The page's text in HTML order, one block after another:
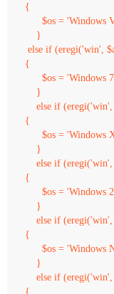
{
$os = 'Windows
    }
else if (eregi('win',
{
$os = 'Windows
    }
else if
{
$os = 'Windows
    }
else if
{
$os = 'Windows
    }
else if
{
$os = 'Windows
    }
else if
{